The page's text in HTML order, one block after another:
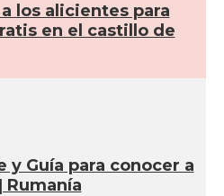
los alicientes para
en el castillo de
y Guí­a para conocer a
Rumaní­a